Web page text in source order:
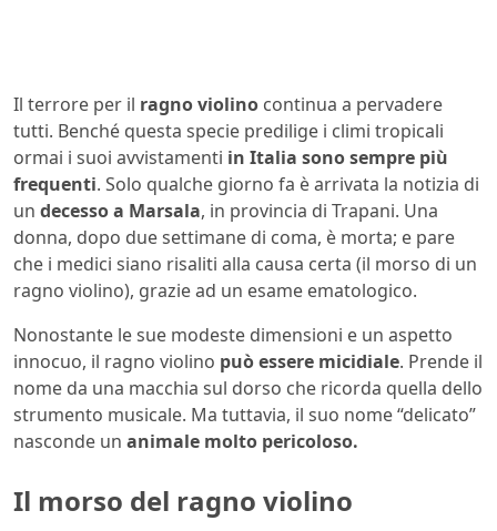
Il terrore per il ragno violino continua a pervadere
tutti. Benché questa specie predilige i climi tropicali
ormai i suoi avvistamenti in Italia sono sempre più
frequenti. Solo qualche giorno fa è arrivata la notizia di
un decesso a Marsala, in provincia di Trapani. Una
donna, dopo due settimane di coma, è morta; e pare
che i medici siano risaliti alla causa certa (il morso di un
ragno violino), grazie ad un esame ematologico.
Nonostante le sue modeste dimensioni e un aspetto
innocuo, il ragno violino può essere micidiale. Prende il
nome da una macchia sul dorso che ricorda quella dello
strumento musicale. Ma tuttavia, il suo nome “delicato”
nasconde un animale molto pericoloso.
Il morso del ragno violino